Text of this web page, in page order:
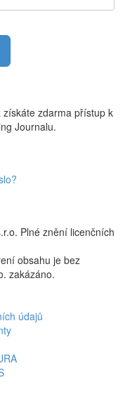
získáte zdarma přístup k
Journalu.
Plné znění licenčních
obsahu je bez
zakázáno.
údajů